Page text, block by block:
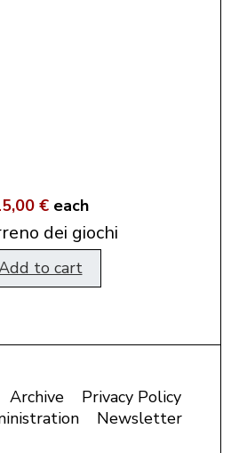
€ each
dei giochi
to cart
Archive
Privacy Policy
Newsletter